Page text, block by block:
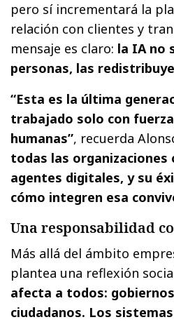
pero sí incrementará la
relación con clientes y
mensaje es claro: la IA no
personas, las redistribuye
“Esta es la última
trabajado solo con
humanas”, recuerda
todas las organizaciones
agentes digitales, y su
cómo integren esa
Una responsabilidad
Más allá del ámbito
plantea una reflexión
afecta a todos:
ciudadanos. Los